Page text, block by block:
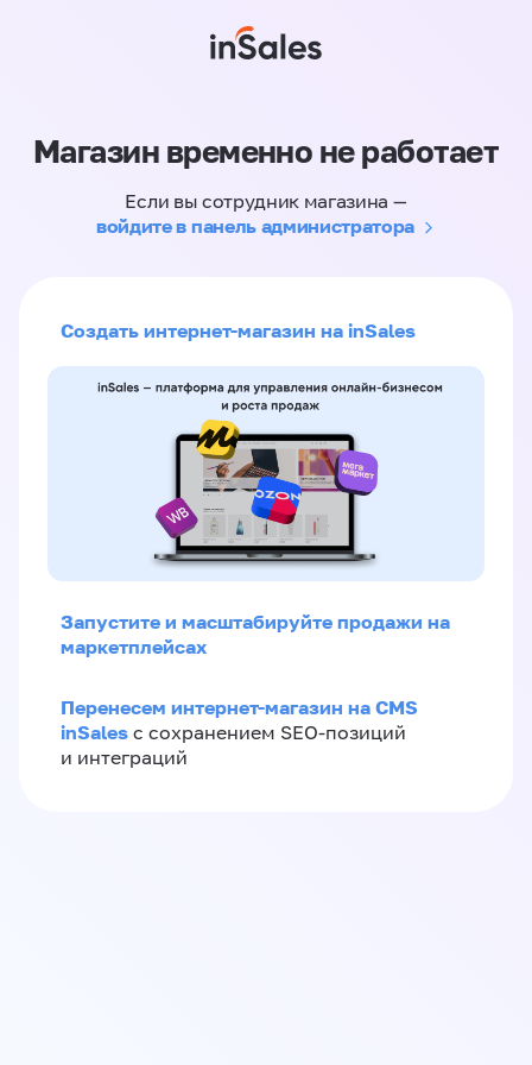
Магазин временно не работает
Если вы сотрудник магазина —
войдите в панель администратора
Создать интернет-магазин на inSales
Запустите и масштабируйте продажи на
маркетплейсах
Перенесем интернет-магазин на CMS
inSales с сохранением SEO-позиций
и интеграций